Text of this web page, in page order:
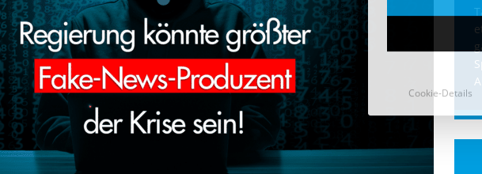
halten die Wähler für dumm! Weil die
Stimmung wegen der von Afghanen
verübten Anschläge kippte, wurden die
Flüge vor der[...]